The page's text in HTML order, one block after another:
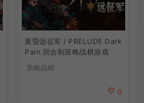
黄昏远征军 / PRELUDE Dark
Pain 回合制策略战棋游戏
策略战棋
0